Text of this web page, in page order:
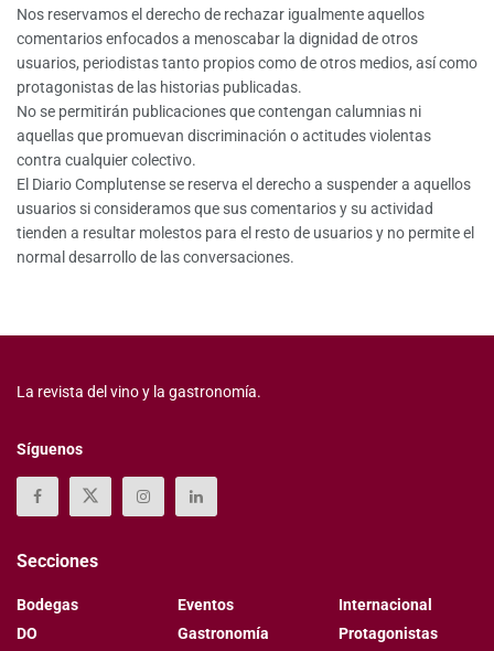
Nos reservamos el derecho de rechazar igualmente aquellos
comentarios enfocados a menoscabar la dignidad de otros
usuarios, periodistas tanto propios como de otros medios, así como
protagonistas de las historias publicadas.
No se permitirán publicaciones que contengan calumnias ni
aquellas que promuevan discriminación o actitudes violentas
contra cualquier colectivo.
El Diario Complutense se reserva el derecho a suspender a aquellos
usuarios si consideramos que sus comentarios y su actividad
tienden a resultar molestos para el resto de usuarios y no permite el
normal desarrollo de las conversaciones.
La revista del vino y la gastronomía.
Síguenos
Secciones
Bodegas
DO
Eventos
Gastronomía
Internacional
Protagonistas